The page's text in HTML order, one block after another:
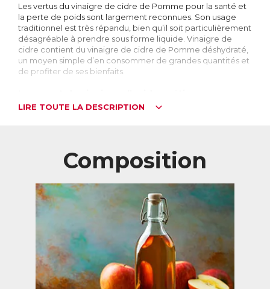
Les vertus du vinaigre de cidre de Pomme pour la santé et
la perte de poids sont largement reconnues. Son usage
traditionnel est très répandu, bien qu’il soit particulièrement
désagréable à prendre sous forme liquide. Vinaigre de
cidre contient du vinaigre de cidre de Pomme déshydraté,
un moyen simple d’en consommer de grandes quantités et
de profiter de ses bienfaits.
Le vinaigre de cidre de Pomme est obtenu par
l’alcool en acide acétique, le constituant principal du
vinaigre. Le vinaigre est ensuite séché pour obtenir une
poudre qui concentre tous les bienfaits du vinaigre de
cidre.
Le vinaigre de cidre de Pomme est utilisé de manière
traditionnelle depuis longtemps, pour aider la digestion
mais aussi pour faciliter la perte de poids.
Malheureusement, il est très désagréable à consommer :
même dilué, il peut provoquer des nausées et des douleurs
à l’estomac en raison de sa forte acidité.
LIRE TOUTE LA DESCRIPTION
Composition